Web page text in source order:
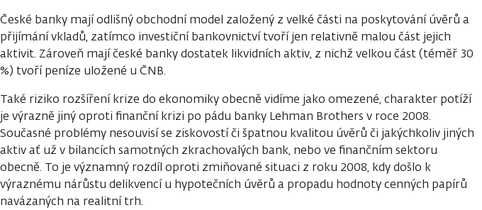
České banky mají odlišný obchodní model založený z velké části na poskytování úvěrů a
přijímání vkladů, zatímco investiční bankovnictví tvoří jen relativně malou část jejich
aktivit. Zároveň mají české banky dostatek likvidních aktiv, z nichž velkou část (téměř 30
%) tvoří peníze uložené u ČNB.
Také riziko rozšíření krize do ekonomiky obecně vidíme jako omezené, charakter potíží
je výrazně jiný oproti finanční krizi po pádu banky Lehman Brothers v roce 2008.
Současné problémy nesouvisí se ziskovostí či špatnou kvalitou úvěrů či jakýchkoliv jiných
aktiv ať už v bilancích samotných zkrachovalých bank, nebo ve finančním sektoru
obecně. To je významný rozdíl oproti zmiňované situaci z roku 2008, kdy došlo k
výraznému nárůstu delikvencí u hypotečních úvěrů a propadu hodnoty cenných papírů
navázaných na realitní trh.